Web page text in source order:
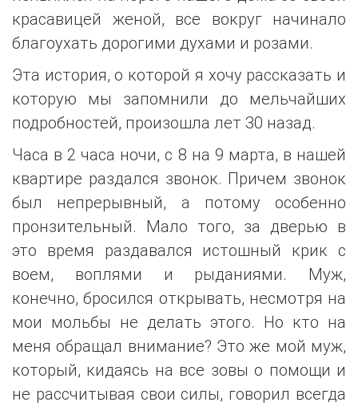
красавицей женой, все вокруг начинало
благоухать дорогими духами и розами.
Эта история, о которой я хочу рассказать и
которую мы запомнили до мельчайших
подробностей, произошла лет 30 назад.
Часа в 2 часа ночи, с 8 на 9 марта, в нашей
квартире раздался звонок. Причем звонок
был непрерывный, а потому особенно
пронзительный. Мало того, за дверью в
это время раздавался истошный крик с
воем, воплями и рыданиями. Муж,
конечно, бросился открывать, несмотря на
мои мольбы не делать этого. Но кто на
меня обращал внимание? Это же мой муж,
который, кидаясь на все зовы о помощи и
не рассчитывая свои силы, говорил всегда